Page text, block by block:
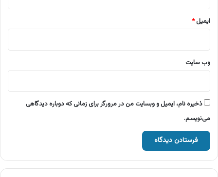
ایمیل*
وب‌ سایت
ذخیره نام، ایمیل و وبسایت من در مرورگر برای زمانی که دوباره دیدگاهی
می‌نویسم.